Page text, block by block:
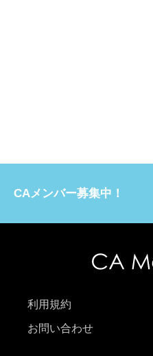
CAメンバー募集中！
利用規約
お問い合わせ